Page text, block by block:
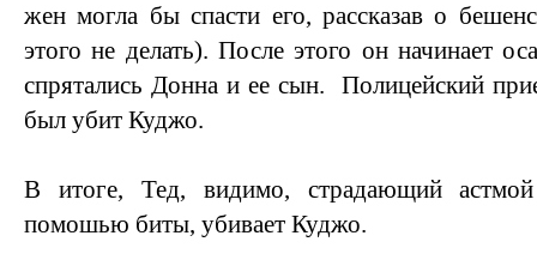
жен могла бы спасти его, рассказав о
этого не делать). После этого он начинает
спрятались Донна и ее сын. Полицейский
был убит Куджо.
В итоге, Тед, видимо, страдающий
помошью биты, убивает Куджо.